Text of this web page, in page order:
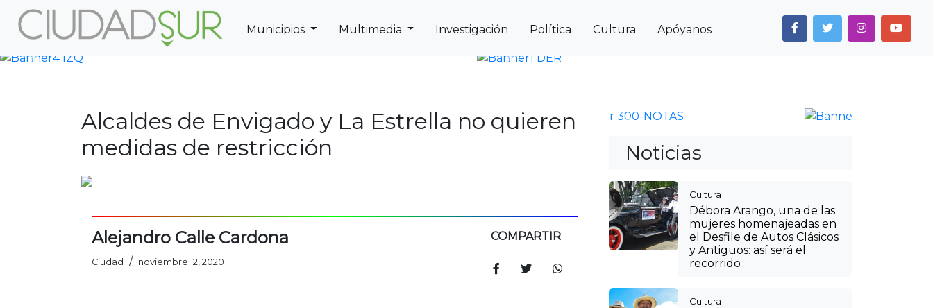
Municipios Multimedia Investigación Política Cultura Apóyanos
Previous Previous
Alcaldes de Envigado y La Estrella no quieren
medidas de restricción
Alejandro Calle Cardona
Ciudad / noviembre 12, 2020
COMPARTIR
Noticias
Cultura
Débora Arango, una de las
mujeres homenajeadas en
el Desfile de Autos Clásicos
y Antiguos: así será el
recorrido
Cultura